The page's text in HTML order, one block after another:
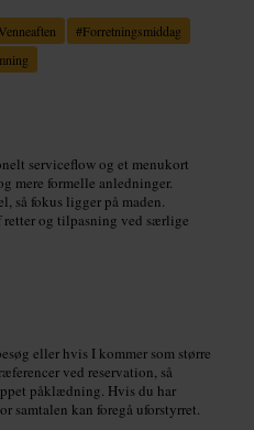
Venneaften #Forretningsmiddag
serviceflow og et menukort
mere formelle anledninger.
så fokus ligger på maden.
og tilpasning ved særlige
eller hvis I kommer som større
ved reservation, så
påklædning. Hvis du har
samtalen kan foregå uforstyrret.